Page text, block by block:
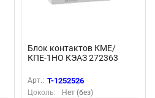
Блок контактов КМЕ/
КПЕ-1НО КЭАЗ 272363
Арт.: T-1252526
Цоколь:
Нет (без)